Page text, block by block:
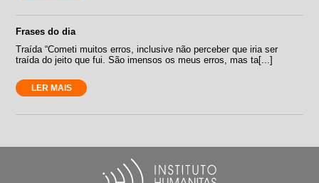
Frases do dia
Traída “Cometi muitos erros, inclusive não perceber que iria ser
traída do jeito que fui. São imensos os meus erros, mas ta[...]
LER MAIS